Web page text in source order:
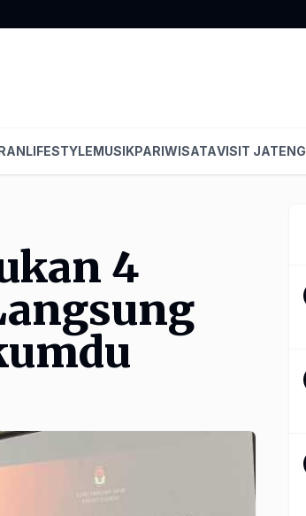
LIFESTYLEMUSIKPARIWISATAVISIT JATENG
4